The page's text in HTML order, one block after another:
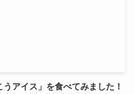
アイス」を食べてみました！